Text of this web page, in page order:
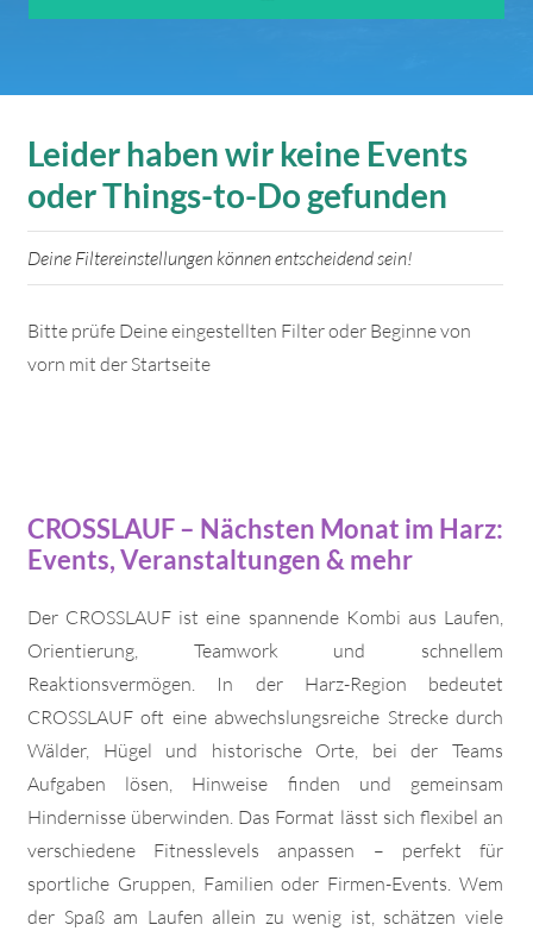
Leider haben wir keine Events
oder Things-to-Do gefunden
Deine Filtereinstellungen können entscheidend sein!
Bitte prüfe Deine eingestellten Filter oder Beginne von
vorn mit der Startseite
CROSSLAUF – Nächsten Monat im Harz:
Events, Veranstaltungen & mehr
Der CROSSLAUF ist eine spannende Kombi aus Laufen,
Orientierung, Teamwork und schnellem
Reaktionsvermögen. In der Harz-Region bedeutet
CROSSLAUF oft eine abwechslungsreiche Strecke durch
Wälder, Hügel und historische Orte, bei der Teams
Aufgaben lösen, Hinweise finden und gemeinsam
Hindernisse überwinden. Das Format lässt sich flexibel an
verschiedene Fitnesslevels anpassen – perfekt für
sportliche Gruppen, Familien oder Firmen-Events. Wem
der Spaß am Laufen allein zu wenig ist, schätzen viele